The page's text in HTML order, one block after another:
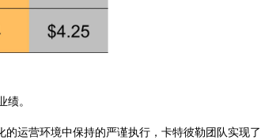
。
运营环境中保持的严谨执行，卡特彼勒团队实现